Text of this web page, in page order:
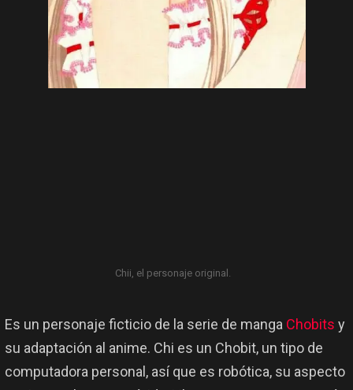
Chii, el personaje original.
Es un personaje ficticio de la serie de manga Chobits y
su adaptación al anime. Chi es un Chobit, un tipo de
computadora personal, así que es robótica, su aspecto